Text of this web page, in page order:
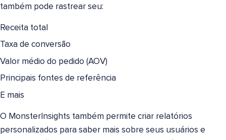
também pode rastrear seu:
Receita total
Taxa de conversão
Valor médio do pedido (AOV)
Principais fontes de referência
E mais
O MonsterInsights também permite criar relatórios
personalizados para saber mais sobre seus usuários e